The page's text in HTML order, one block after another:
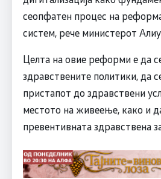
сеопфатен процес на
систем, рече министерот
Целта на овие реформи е да
здравствените политики, да
пристапот до здравствени
местото на живеење, како и
превентивната здравствена